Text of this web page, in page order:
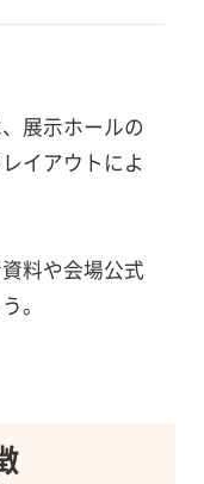
展示ホールの
イアウトによ
料や会場公式
。